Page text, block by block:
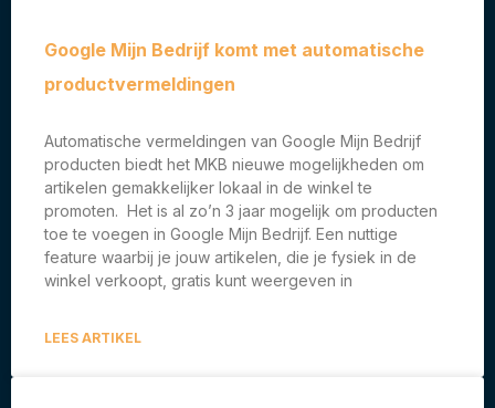
Google Mijn Bedrijf komt met automatische
productvermeldingen
Automatische vermeldingen van Google Mijn Bedrijf
producten biedt het MKB nieuwe mogelijkheden om
artikelen gemakkelijker lokaal in de winkel te
promoten. Het is al zo’n 3 jaar mogelijk om producten
toe te voegen in Google Mijn Bedrijf. Een nuttige
feature waarbij je jouw artikelen, die je fysiek in de
winkel verkoopt, gratis kunt weergeven in
LEES ARTIKEL